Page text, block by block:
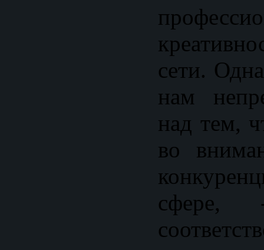
сети.
нам
над тем,
во
сфере,